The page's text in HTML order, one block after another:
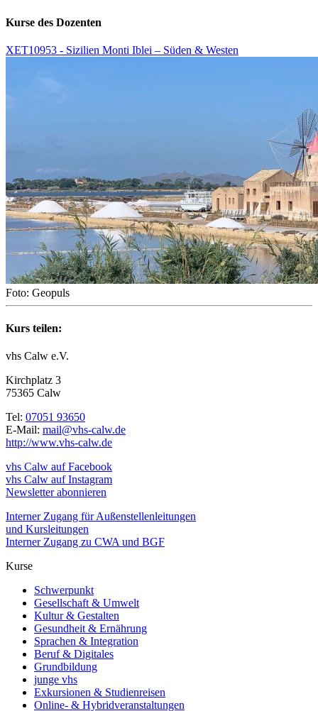
Kurse des Dozenten
XET10953 - Sizilien Monti Iblei – Süden & Westen
Foto: Geopuls
Kurs teilen:
vhs Calw e.V.
Kirchplatz 3
75365 Calw
Tel: 07051 93650
E-Mail: mail@vhs-calw.de
http://www.vhs-calw.de
vhs Calw auf Facebook
vhs Calw auf Instagram
Newsletter abonnieren
Interner Zugang für Außenstellenleitungen
und Kursleitungen
Interner Zugang zu CWA und BGF
Kurse
Schwerpunkt
Gesellschaft & Umwelt
Kultur & Gestalten
Gesundheit & Ernährung
Sprachen & Integration
Beruf & Digitales
Grundbildung
junge vhs
Exkursionen & Studienreisen
Online- & Hybridveranstaltungen